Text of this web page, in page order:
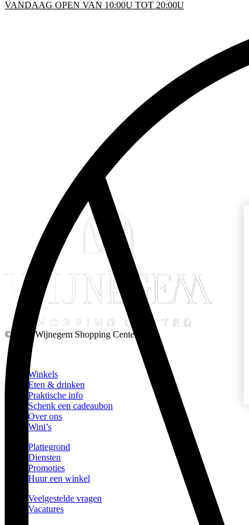
VANDAAG OPEN VAN 10:00U TOT 20:00U
© 2026 Wijnegem Shopping Center
Winkels
Eten & drinken
Praktische info
Schenk een cadeaubon
Over ons
Wini’s
Plattegrond
Diensten
Promoties
Huur een winkel
Veelgestelde vragen
Vacatures